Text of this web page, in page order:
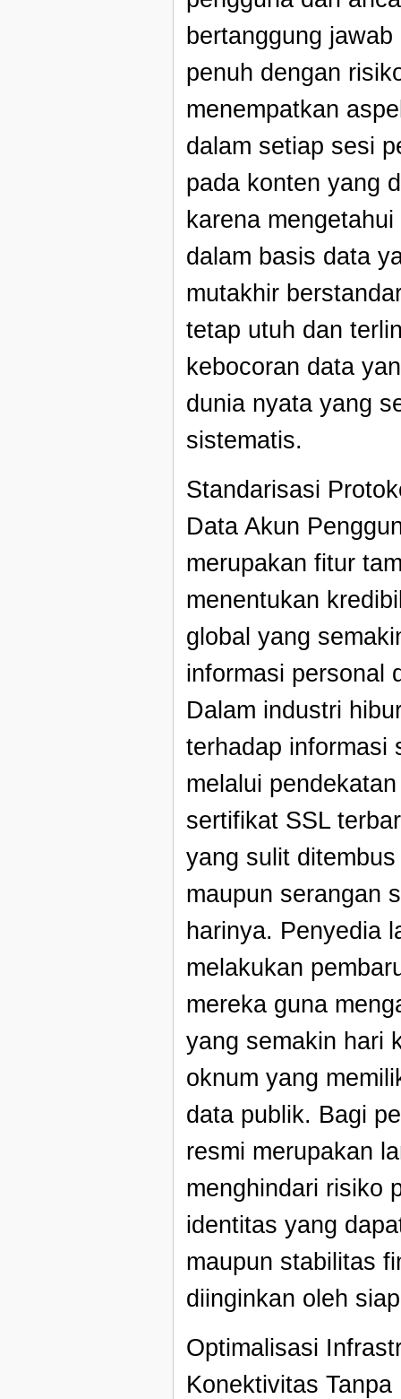
bertanggung
penuh dengan
menempatkan
dalam setiap sesi
pada konten yang
karena
dalam basis data
mutakhir
tetap utuh dan
kebocoran data
dunia nyata yang
sistematis.
Standarisasi
Data Akun
merupakan fitur
menentukan
global yang
informasi personal
Dalam industri
terhadap informasi
melalui
sertifikat SSL
yang sulit
maupun serangan
harinya. Penyedia
melakukan
mereka guna
yang semakin hari
oknum yang
data publik. Bagi
resmi merupakan
menghindari risiko
identitas yang
maupun stabilitas
diinginkan oleh
Optimalisasi
Konektivitas